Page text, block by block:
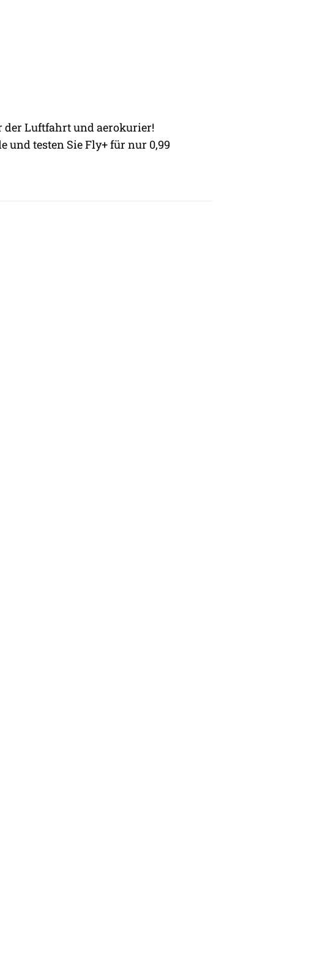
der Luftfahrt und aerokurier!
und testen Sie Fly+ für nur 0,99